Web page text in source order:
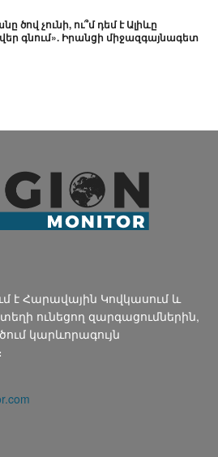
ծով չունի, ու՞մ դեմ է Ալիևը
գնում». Իրանցի միջազգայնագետ
է Հարավային Կովկասում և
ունեցող զարգացումներին,
կարևորագույն